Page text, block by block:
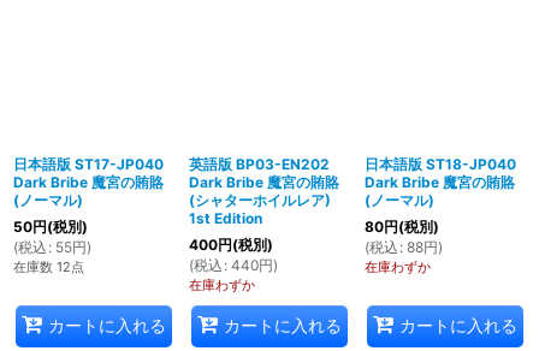
日本語版 ST17-JP040
Dark Bribe 魔宮の賄賂
(ノーマル)
50円(税別)
(税込 : 55円)
在庫数 12点
カートに入れる
英語版 BP03-EN202
Dark Bribe 魔宮の賄賂
(シャターホイルレア)
1st Edition
400円(税別)
(税込 : 440円)
在庫わずか
カートに入れる
日本語版 ST18-JP040
Dark Bribe 魔宮の賄賂
(ノーマル)
80円(税別)
(税込 : 88円)
在庫わずか
カートに入れる